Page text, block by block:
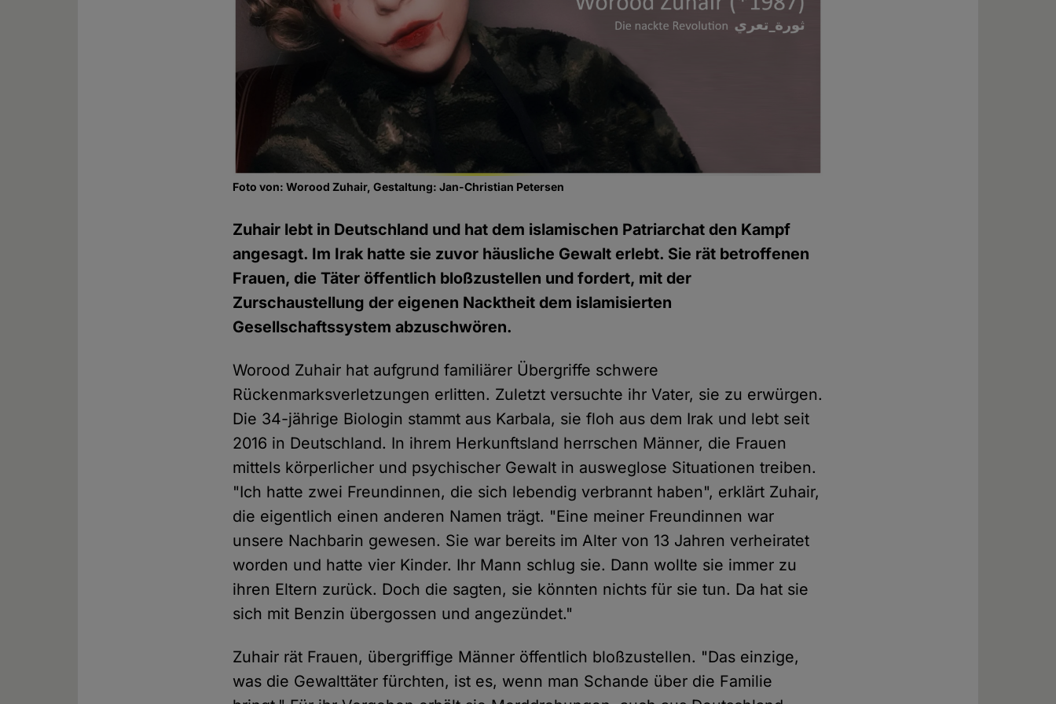
Foto von: Worood Zuhair, Gestaltung: Jan-Christian Petersen
Zuhair lebt in Deutschland und hat dem islamischen Patriarchat den Kampf
angesagt. Im Irak hatte sie zuvor häusliche Gewalt erlebt. Sie rät betroffenen
Frauen, die Täter öffentlich bloßzustellen und fordert, mit der
Zurschaustellung der eigenen Nacktheit dem islamisierten
Gesellschaftssystem abzuschwören.
Worood Zuhair hat aufgrund familiärer Übergriffe schwere
Rückenmarksverletzungen erlitten. Zuletzt versuchte ihr Vater, sie zu erwürgen.
Die 34-jährige Biologin stammt aus Karbala, sie floh aus dem Irak und lebt seit
2016 in Deutschland. In ihrem Herkunftsland herrschen Männer, die Frauen
mittels körperlicher und psychischer Gewalt in ausweglose Situationen treiben.
"Ich hatte zwei Freundinnen, die sich lebendig verbrannt haben", erklärt Zuhair,
die eigentlich einen anderen Namen trägt. "Eine meiner Freundinnen war
unsere Nachbarin gewesen. Sie war bereits im Alter von 13 Jahren verheiratet
worden und hatte vier Kinder. Ihr Mann schlug sie. Dann wollte sie immer zu
ihren Eltern zurück. Doch die sagten, sie könnten nichts für sie tun. Da hat sie
sich mit Benzin übergossen und angezündet."
Zuhair rät Frauen, übergriffige Männer öffentlich bloßzustellen. "Das einzige,
was die Gewalttäter fürchten, ist es, wenn man Schande über die Familie